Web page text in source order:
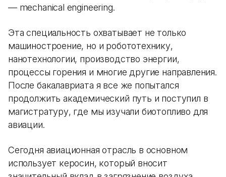
— mechanical engineering.
Эта специальность охватывает не только
машиностроение, но и робототехнику,
нанотехнологии, производство энергии,
процессы горения и многие другие направления.
После бакалавриата я все же попытался
продолжить академический путь и поступил в
магистратуру, где мы изучали биотопливо для
авиации.
Сегодня авиационная отрасль в основном
использует керосин, который вносит